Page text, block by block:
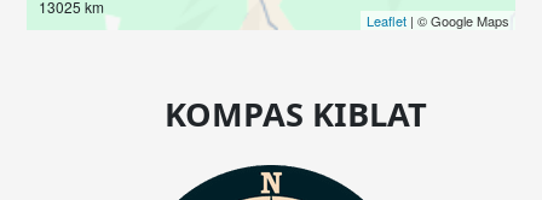
13025 km
Leaflet| © Google Maps
KOMPAS KIBLAT